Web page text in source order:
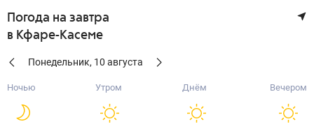
Погода на завтра
в Кфаре-Касеме
Понедельник, 10 августа
Ночью Утром Днём Вечером